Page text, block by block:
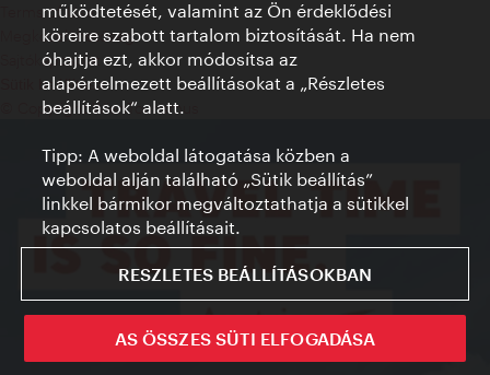
Terms of Use
Megközelíthetőség
Sajtókapcsolat
Sütik beállítása
© Copyright WienTourismus
működtetését, valamint az Ön érdeklődési
köreire szabott tartalom biztosítását. Ha nem
óhajtja ezt, akkor módosítsa az
alapértelmezett beállításokat a „Részletes
beállítások“ alatt.
Tipp: A weboldal látogatása közben a
weboldal alján található „Sütik beállítás”
linkkel bármikor megváltoztathatja a sütikkel
kapcsolatos beállításait.
RESZLETES BEÁLLÍTÁSOKBAN
AS ÖSSZES SÜTI ELFOGADÁSA